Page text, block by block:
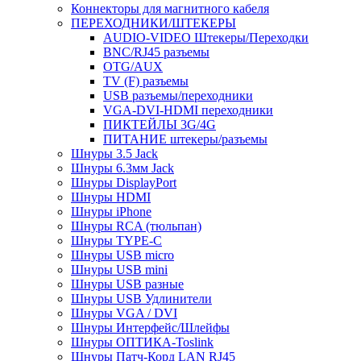
Коннекторы для магнитного кабеля
ПЕРЕХОДНИКИ/ШТЕКЕРЫ
AUDIO-VIDEO Штекеры/Переходки
BNC/RJ45 разъемы
OTG/AUX
TV (F) разъемы
USB разъемы/переходники
VGA-DVI-HDMI переходники
ПИКТЕЙЛЫ 3G/4G
ПИТАНИЕ штекеры/разъемы
Шнуры 3.5 Jack
Шнуры 6.3мм Jack
Шнуры DisplayPort
Шнуры HDMI
Шнуры iPhone
Шнуры RCA (тюльпан)
Шнуры TYPE-C
Шнуры USB micro
Шнуры USB mini
Шнуры USB разные
Шнуры USB Удлинители
Шнуры VGA / DVI
Шнуры Интерфейс/Шлейфы
Шнуры ОПТИКА-Toslink
Шнуры Патч-Корд LAN RJ45